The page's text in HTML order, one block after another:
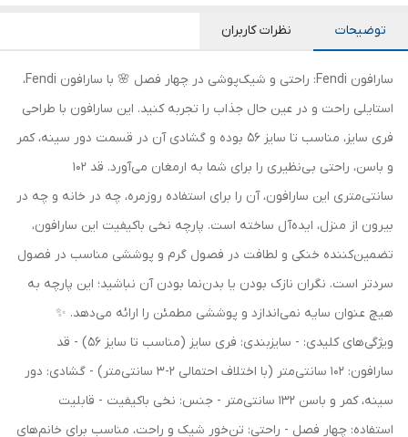
توضیحات نظرات کاربران
سارافون Fendi: راحتی و شیک‌پوشی در چهار فصل 🌸 با سارافون Fendi،
استایلی راحت و در عین حال جذاب را تجربه کنید. این سارافون با طراحی
فری سایز، مناسب تا سایز 56 بوده و گشادی آن در قسمت دور سینه، کمر
و باسن، راحتی بی‌نظیری را برای شما به ارمغان می‌آورد. قد 102
سانتی‌متری این سارافون، آن را برای استفاده روزمره، چه در خانه و چه در
بیرون از منزل، ایده‌آل ساخته است. پارچه نخی باکیفیت این سارافون،
تضمین‌کننده خنکی و لطافت در فصول گرم و پوششی مناسب در فصول
سردتر است. نگران نازک بودن یا بدن‌نما بودن آن نباشید؛ این پارچه به
هیچ عنوان سایه نمی‌اندازد و پوششی مطمئن را ارائه می‌دهد. ✨
ویژگی‌های کلیدی: - سایزبندی: فری سایز (مناسب تا سایز 56) - قد
سارافون: 102 سانتی‌متر (با اختلاف احتمالی 2-3 سانتی‌متر) - گشادی: دور
سینه، کمر و باسن 132 سانتی‌متر - جنس: نخی باکیفیت - قابلیت
استفاده: چهار فصل - راحتی: تن‌خور شیک و راحت، مناسب برای خانم‌های